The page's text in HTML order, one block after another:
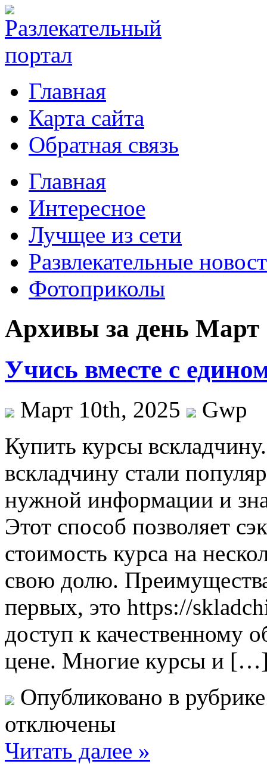
Главная
Карта сайта
Обратная связь
Главная
Интересное
Лучщее из сети
Развлекательные
Фотоприколы
Архивы за день Март
Учись вместе с
Март 10th, 2025
Gwp
Купить курсы
вскладчину стали
нужной информации и
Этот способ позволяет
стоимость курса на
свою долю.
первых, это https://
доступ к качественному
цене. Многие курсы и
Опубликовано в
отключены
Читать далее »